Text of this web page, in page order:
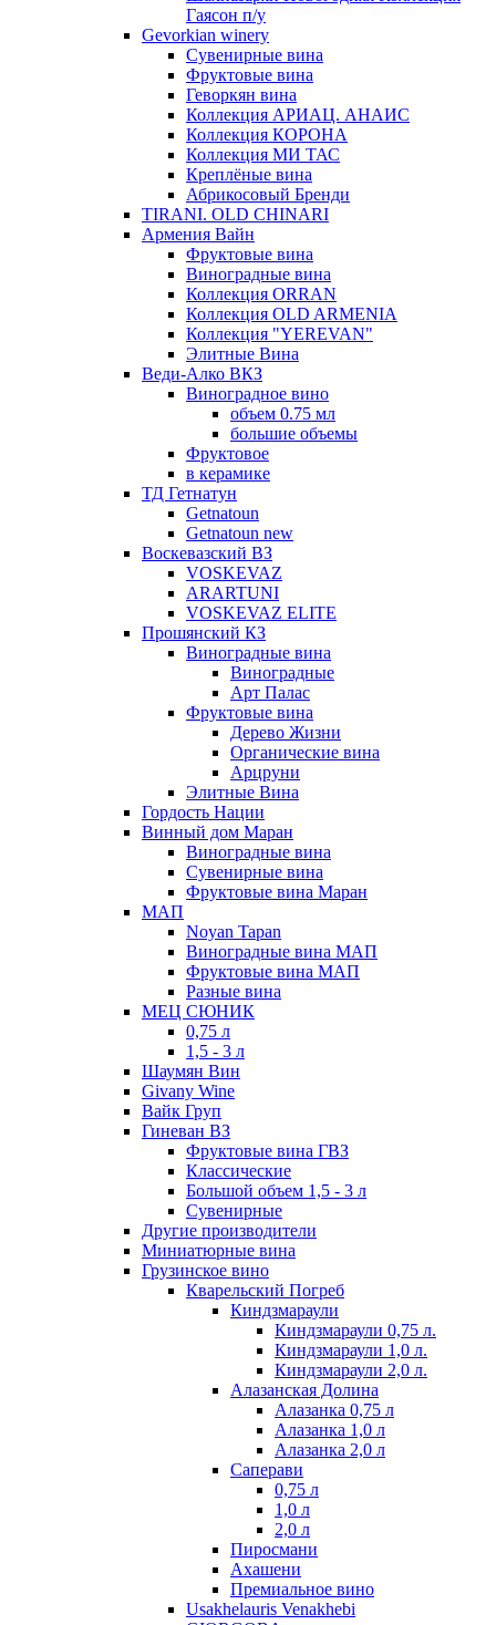
Гаясон п/у
Gevorkian winery
Сувенирные вина
Фруктовые вина
Геворкян вина
Коллекция АРИАЦ. АНАИС
Коллекция КОРОНА
Коллекция МИ ТАС
Креплёные вина
Абрикосовый Бренди
TIRANI. OLD CHINARI
Армения Вайн
Фруктовые вина
Виноградные вина
Коллекция ORRAN
Коллекция OLD ARMENIA
Коллекция "YEREVAN"
Элитные Вина
Веди-Алко ВКЗ
Виноградное вино
объем 0.75 мл
большие объемы
Фруктовое
в керамике
ТД Гетнатун
Getnatoun
Getnatoun new
Воскевазский ВЗ
VOSKEVAZ
ARARTUNI
VOSKEVAZ ELITE
Прошянский КЗ
Виноградные вина
Виноградные
Арт Палас
Фруктовые вина
Дерево Жизни
Органические вина
Арцруни
Элитные Вина
Гордость Нации
Винный дом Маран
Виноградные вина
Сувенирные вина
Фруктовые вина Маран
МАП
Noyan Tapan
Виноградные вина МАП
Фруктовые вина МАП
Разные вина
МЕЦ СЮНИК
0,75 л
1,5 - 3 л
Шаумян Вин
Givany Wine
Вайк Груп
Гиневан ВЗ
Фруктовые вина ГВЗ
Классические
Большой объем 1,5 - 3 л
Сувенирные
Другие производители
Миниатюрные вина
Грузинское вино
Кварельский Погреб
Киндзмараули
Киндзмараули 0,75 л.
Киндзмараули 1,0 л.
Киндзмараули 2,0 л.
Алазанская Долина
Алазанка 0,75 л
Алазанка 1,0 л
Алазанка 2,0 л
Саперави
0,75 л
1,0 л
2,0 л
Пиросмани
Ахашени
Премиальное вино
Usakhelauris Venakhebi